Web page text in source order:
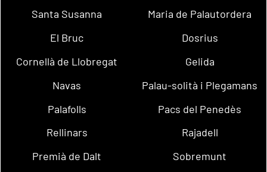
Santa Susanna
Maria de Palautordera
El Bruc
Dosrius
Cornellà de Llobregat
Gelida
Navas
Palau-solità i Plegamans
Palafolls
Pacs del Penedès
Rellinars
Rajadell
Premià de Dalt
Sobremunt